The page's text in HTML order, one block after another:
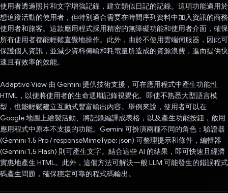
使用者透過照片和文字增強記錄，建立類似日記的記錄。這項功能適用於
想追蹤活動的使用者，但特別適合需要在時間序列資料中加入資訊的商務
使用者和旅客。這款應用程式採用精密的無障礙功能和使用者介面，確保
所有使用者都能輕鬆直覺地操作。此外，由於不使用雲端伺服器，因此可
保護個人資訊，並減少資料傳輸和耗電量所造成的資源浪費，進而提供快
速且有效率的效能。
Adaptive View 由 Gemini 提供技術支援，可在應用程式中產生功能性
HTML，以便將使用者的生命週期記錄視覺化。即使不熟悉大型語言模
型，也能輕鬆建立互動式豐富輸出內容。舉例來說，使用者可以在
Google 地圖上繪製活動、將記錄編譯成表格，以及產生功能按鈕，啟用
應用程式中原本不支援的功能。Gemini 可扮演兩種不同的角色：驗證器
(Gemini 1.5 Pro / responseMimeType: json) 可整理提示和條件，編輯器
(Gemini 1.5 Flash) 則可產生文字。結合這些 AI 的結果，即可快速且經濟
實惠地產生 HTML。此外，這個方法可解決一般 LLM 可能發生的錯誤程式
碼產生問題，確保穩定可靠的程式碼輸出。